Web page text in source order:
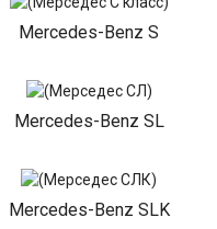
Mercedes-Benz S
Mercedes-Benz SL
Mercedes-Benz SLK